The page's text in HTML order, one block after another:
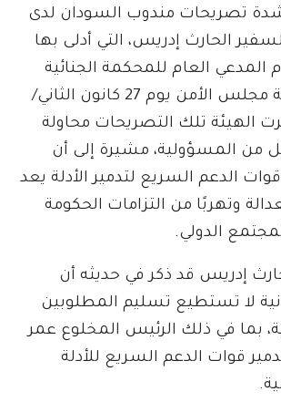
تصريحات مندوب السودان لدى
الحارث إدريس، التي أدلى بها
المدعي العام للمحكمة الجنائية
الدولية في جلسة مجلس الأمن يوم 27 كانون الثاني/
واعتبرت الهيئة تلك التصريحات محاولة
من المسؤولية، مشيرة إلى أن
الدعم السريع لتدمير الأدلة يعد
وتهربًا من التزامات الحكومة
الدولي.
إدريس قد ذكر في حديثه أن
لا تستطيع تسليم المطلوبين
بما في ذلك الرئيس المخلوع عمر
قوات الدعم السريع للأدلة